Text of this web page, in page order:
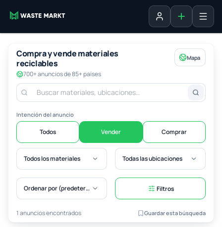
Iniciar sesión
Agregar
Compra y vende materiales
reciclables
700+ anuncios de 85+ países
Mapa
Intención del anuncio
Todos Vender Comprar
Todos los materiales Todas las ubicaciones
Ordenar por (predeterminado) Filtros
1 anuncios encontrados Guardar esta búsqueda